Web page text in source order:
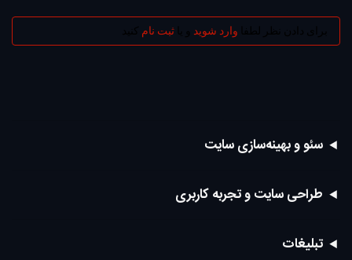
وارد شوید ثبت نام
سئو و بهینه‌سازی سایت
طراحی سایت و تجربه کاربری
تبلیغات